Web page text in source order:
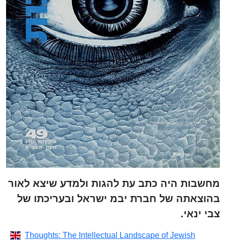
מחשבות היה כתב עת להגות ולמדע שיצא לאור
בהוצאתה של חברת יבמ ישראל ובעריכתו של
צבי ינאי.
Thoughts: The Intellectual Landscape of Jewish